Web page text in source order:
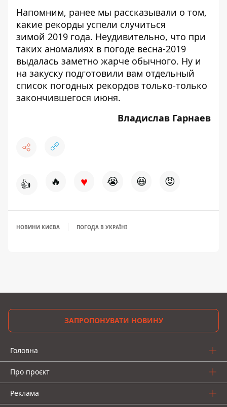
Напомним, ранее мы рассказывали о том,
какие рекорды успели случиться
зимой 2019 года. Неудивительно, что при
таких аномалиях в погоде весна-2019
выдалась заметно жарче обычного. Ну и
на закуску подготовили вам отдельный
список погодных рекордов только-только
закончившегося июня.
Владислав Гарнаев
👍 🔥 ♥ 😭 😆 😡
НОВИНИ КИЄВА ПОГОДА В УКРАЇНІ
ЗАПРОПОНУВАТИ НОВИНУ
Головна
Про проєкт
Реклама